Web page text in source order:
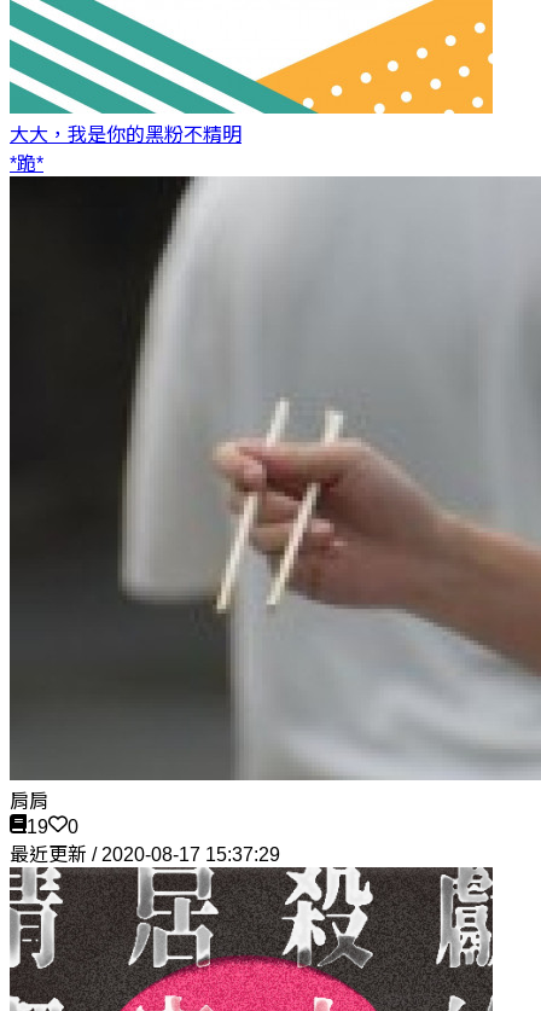
大大，我是你的黑粉不精明
*跪*
肩肩
19
0
最近更新 / 2020-08-17 15:37:29